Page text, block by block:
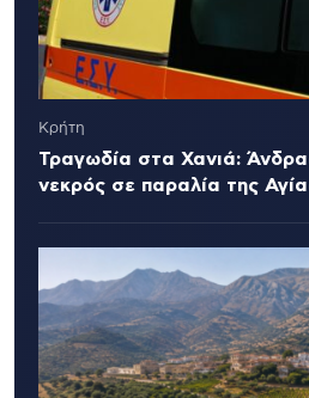
Κρήτη
Τραγωδία στα Χανιά:
νεκρός σε παραλία της